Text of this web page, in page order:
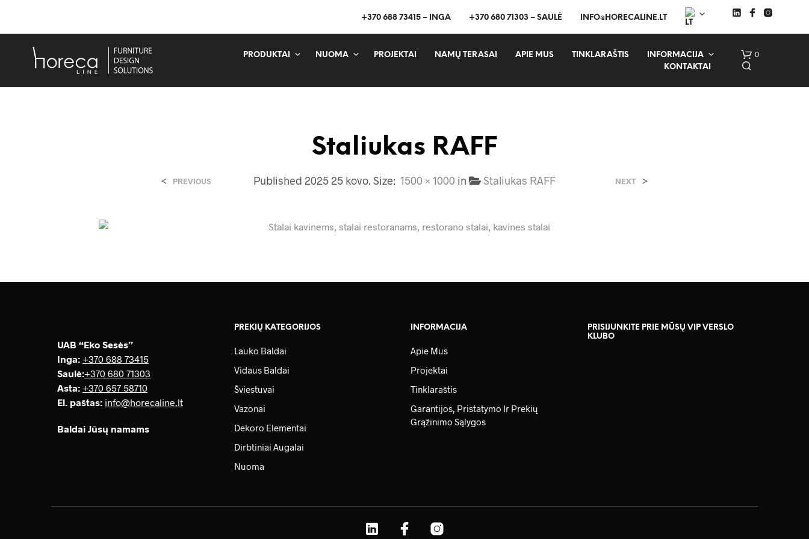
+370 688 73415 – INGA +370 680 71303 – SAULĖ INFO@HORECALINE.LT
PRODUKTAI NUOMA PROJEKTAI NAMŲ TERASAI APIE MUS TINKLARAŠTIS
INFORMACIJA
KONTAKTAI
0
Staliukas RAFF
Published 2025 25 kovo. Size: 1500 × 1000 in Staliukas RAFF
< PREVIOUS NEXT >
UAB “Eko Sesės”
Inga: +370 688 73415
Saulė:+370 680 71303
Asta: +370 657 58710
El. paštas: info@horecaline.lt
Baldai Jūsų namams
PREKIŲ KATEGORIJOS
Lauko Baldai
Vidaus Baldai
Šviestuvai
Vazonai
Dekoro Elementai
Dirbtiniai Augalai
Nuoma
INFORMACIJA
Apie Mus
Projektai
Tinklaraštis
Garantijos, Pristatymo Ir Prekių
Grąžinimo Sąlygos
PRISIJUNKITE PRIE MŪSŲ VIP VERSLO
KLUBO